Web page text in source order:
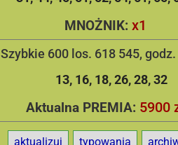
MNOŻNIK: x1
Szybkie 600 los. 618 545,
13 16 18 26 28 32
Aktualna PREMIA: 5900
aktualizuj typowania